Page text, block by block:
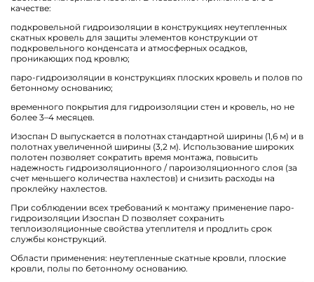
качестве:
подкровельной гидроизоляции в конструкциях неутепленных
скатных кровель для защиты элементов конструкции от
подкровельного конденсата и атмосферных осадков,
проникающих под кровлю;
паро-гидроизоляции в конструкциях плоских кровель и полов по
бетонному основанию;
временного покрытия для гидроизоляции стен и кровель, но не
более 3–4 месяцев.
Изоспан D выпускается в полотнах стандартной ширины (1,6 м) и в
полотнах увеличенной ширины (3,2 м). Использование широких
полотен позволяет сократить время монтажа, повысить
надежность гидроизоляционного / пароизоляционного слоя (за
счет меньшего количества нахлестов) и снизить расходы на
проклейку нахлестов.
При соблюдении всех требований к монтажу применение паро-
гидроизоляции Изоспан D позволяет сохранить
теплоизоляционные свойства утеплителя и продлить срок
службы конструкций.
Области применения: неутепленные скатные кровли, плоские
кровли, полы по бетонному основанию.